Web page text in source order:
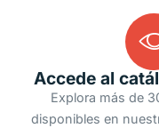
Accede al
Explora más de
disponibles en